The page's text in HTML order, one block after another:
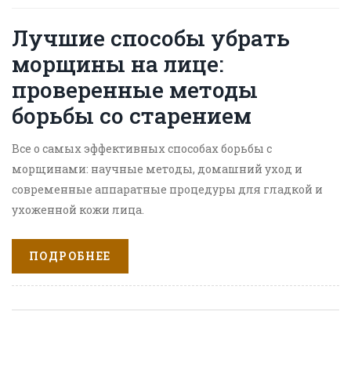
Лучшие способы убрать
морщины на лице:
проверенные методы
борьбы со старением
Все о самых эффективных способах борьбы с
морщинами: научные методы, домашний уход и
современные аппаратные процедуры для гладкой и
ухоженной кожи лица.
ПОДРОБНЕЕ